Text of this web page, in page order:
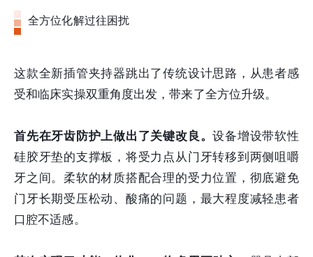
全方位化解过往困扰
这款全新插管夹持器跳出了传统设计思路，从患者感
受和临床实操双重角度出发，带来了全方位升级。
首先在牙齿防护上做出了关键改良。设备增设带软性
硅胶牙垫的支撑板，将受力点从门牙转移到两侧咀嚼
牙之间。柔软的材质搭配合理的受力位置，彻底避免
门牙长期受压松动、酸痛的问题，最大程度减轻患者
口腔不适感。